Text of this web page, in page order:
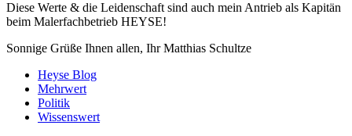
Diese Werte & die Leidenschaft sind auch mein Antrieb als Kapitän
beim Malerfachbetrieb HEYSE!
Sonnige Grüße Ihnen allen, Ihr Matthias Schultze
Heyse Blog
Mehrwert
Politik
Wissenswert